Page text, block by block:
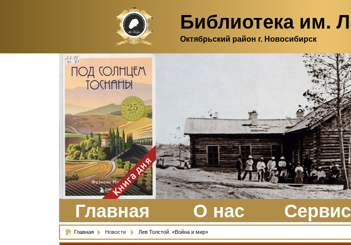
Библиотека им.
Октябрьский район г. Новосибирск
Здесь, в своем
итальянском доме, я вновь
испытала первичную
радость единения с
природой. Дом открыт
для бабочек, стрекоз, пчёл
или всех, кто пожелает
влететь в одно окно и
вылететь из другого. Едим
мы почти всегда во
дворе. Во мне настолько
возродился здравый
смысл моей матери -
умение наслаждаться
настоящим и не спешить, -
что даже нашлось время
отполировать до блеска
оконное стекло.
ЗаказатьКнига дня
Главная О нас
Главная Новости Лев Толстой. «Война и мир»